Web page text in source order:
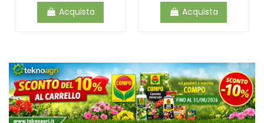
Acquista Acquista